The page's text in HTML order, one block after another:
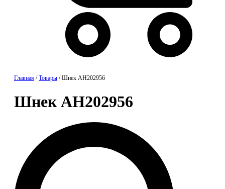
Главная /Товары /Шнек AH202956
Шнек AH202956